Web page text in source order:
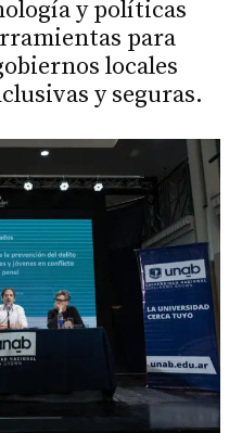
y políticas
para
locales
y seguras.